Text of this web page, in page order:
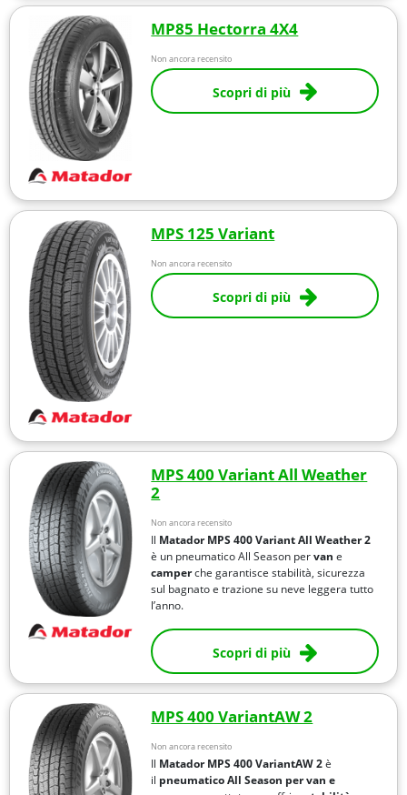
MP85 Hectorra 4X4
Non ancora recensito
Scopri di più
MPS 125 Variant
Non ancora recensito
Scopri di più
MPS 400 Variant All Weather
2
Non ancora recensito
Il Matador MPS 400 Variant All Weather 2
è un pneumatico All Season pervane
camperche garantisce stabilità, sicurezza
sul bagnato e trazione su neve leggera tutto
l’anno.
Scopri di più
MPS 400 VariantAW 2
Non ancora recensito
Il Matador MPS 400 VariantAW 2è
il pneumatico All Season per van e